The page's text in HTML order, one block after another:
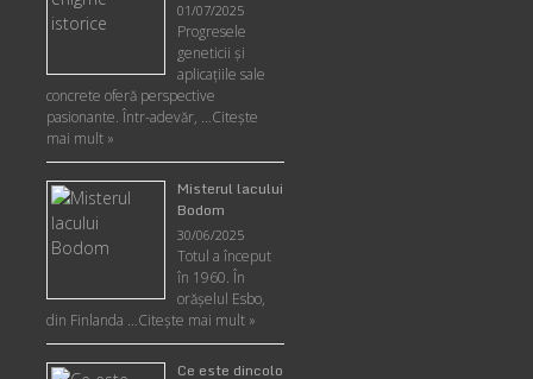
01/07/2025
Progresele
geneticii şi
aplicaţiile sale
concrete oferă perspective
pasionante. Într-adevăr, …Citește
mai mult »
Misterul lacului
Bodom
30/06/2025
Totul a început
în 1960. În
orășelul Esbo,
din Finlanda …Citește mai mult »
Ce este dincolo